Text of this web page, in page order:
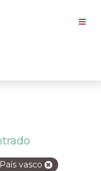
País vasco